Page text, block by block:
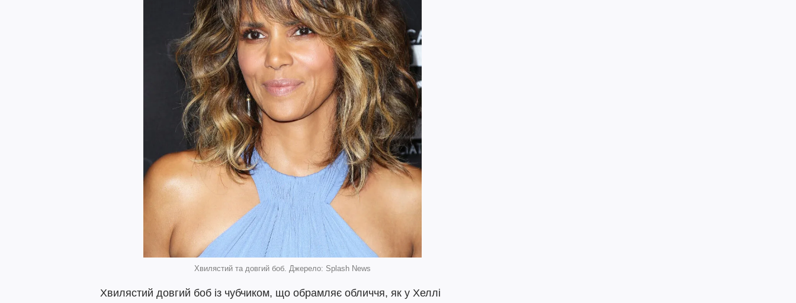
Хвилястий та довгий боб. Джерело: Splash News
Хвилястий довгий боб із чубчиком, що обрамляє обличчя, як у Хеллі